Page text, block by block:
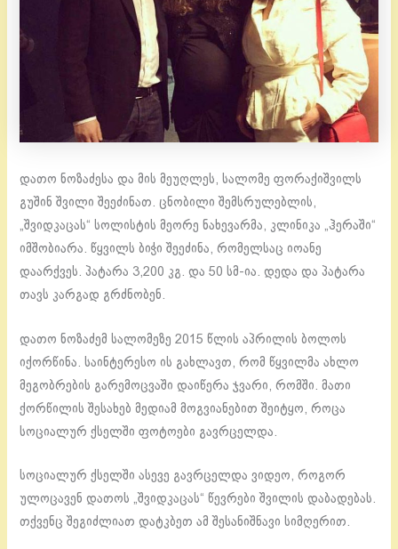
დათო ნოზაძესა და მის მეუღლეს, სალომე ფორაქიშვილს
გუშინ შვილი შეეძინათ. ცნობილი შემსრულებლის,
„შვიდკაცას“ სოლისტის მეორე ნახევარმა, კლინიკა „ჰერაში“
იმშობიარა. წყვილს ბიჭი შეეძინა, რომელსაც იოანე
დაარქვეს. პატარა 3,200 კგ. და 50 სმ-ია. დედა და პატარა
თავს კარგად გრძნობენ.
დათო ნოზაძემ სალომეზე 2015 წლის აპრილის ბოლოს
იქორწინა. საინტერესო ის გახლავთ, რომ წყვილმა ახლო
მეგობრების გარემოცვაში დაიწერა ჯვარი, რომში. მათი
ქორწილის შესახებ მედიამ მოგვიანებით შეიტყო, როცა
სოციალურ ქსელში ფოტოები გავრცელდა.
სოციალურ ქსელში ასევე გავრცელდა ვიდეო, როგორ
ულოცავენ დათოს „შვიდკაცას“ წევრები შვილის დაბადებას.
თქვენც შეგიძლიათ დატკბეთ ამ შესანიშნავი სიმღერით.